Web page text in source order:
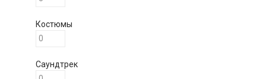
Костюмы
Саундтрек